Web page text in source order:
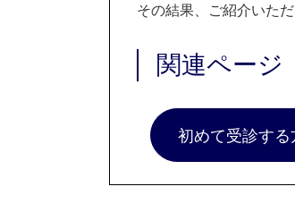
その結果、ご紹介いた
関連ページ
初めて受診する